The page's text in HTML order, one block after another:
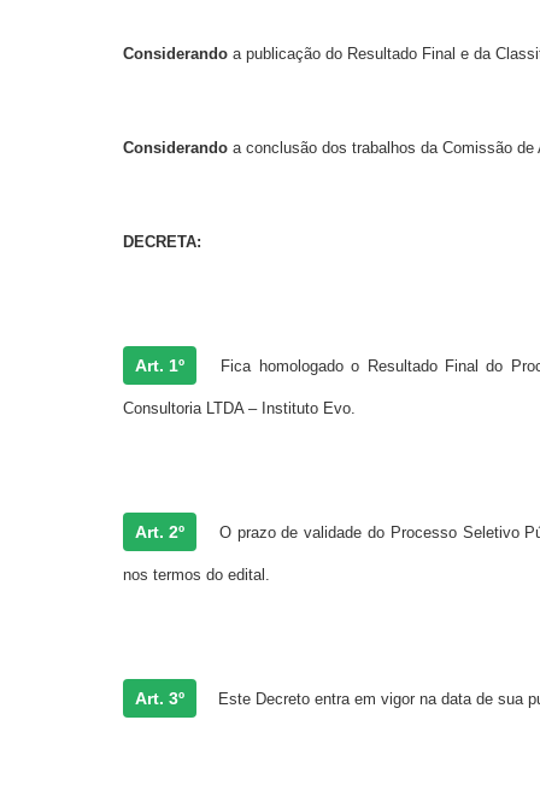
Considerando a publicação do Resultado Final e da
Considerando a conclusão dos trabalhos da Comissão
DECRETA:
Art. 1º Fica homologado o Resultado Final do
Consultoria LTDA – Instituto Evo.
Art. 2º O prazo de validade do Processo Seletivo
nos termos do edital.
Art. 3º Este Decreto entra em vigor na data de sua